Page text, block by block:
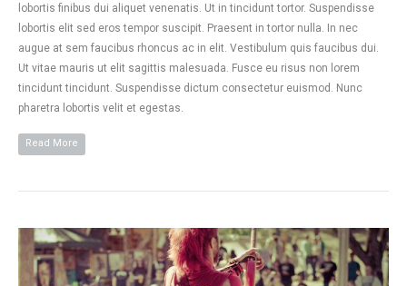
lobortis finibus dui aliquet venenatis. Ut in tincidunt tortor. Suspendisse
lobortis elit sed eros tempor suscipit. Praesent in tortor nulla. In nec
augue at sem faucibus rhoncus ac in elit. Vestibulum quis faucibus dui.
Ut vitae mauris ut elit sagittis malesuada. Fusce eu risus non lorem
tincidunt tincidunt. Suspendisse dictum consectetur euismod. Nunc
pharetra lobortis velit et egestas.
Read More